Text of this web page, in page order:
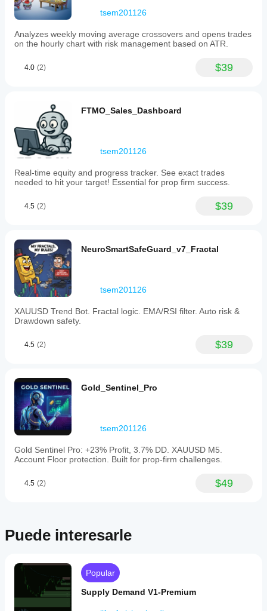
tsem201126
Analyzes weekly moving average crossovers and opens trades
on the hourly chart with risk management based on ATR.
4.0 (2) $39
FTMO_Sales_Dashboard
tsem201126
Real-time equity and progress tracker. See exact trades
needed to hit your target! Essential for prop firm success.
4.5 (2) $39
NeuroSmartSafeGuard_v7_Fractal
tsem201126
XAUUSD Trend Bot. Fractal logic. EMA/RSI filter. Auto risk &
Drawdown safety.
4.5 (2) $39
Gold_Sentinel_Pro
tsem201126
Gold Sentinel Pro: +23% Profit, 3.7% DD. XAUUSD M5.
Account Floor protection. Built for prop-firm challenges.
4.5 (2) $49
Puede interesarle
Popular
Supply Demand V1-Premium